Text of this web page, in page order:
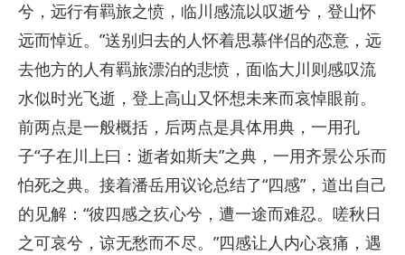
兮，远行有羁旅之愤，临川感流以叹逝兮，登山怀
远而悼近。”送别归去的人怀着思慕伴侣的恋意，远
去他方的人有羁旅漂泊的悲愤，面临大川则感叹流
水似时光飞逝，登上高山又怀想未来而哀悼眼前。
前两点是一般概括，后两点是具体用典，一用孔
子“子在川上曰：逝者如斯夫”之典，一用齐景公乐而
怕死之典。接着潘岳用议论总结了“四感”，道出自己
的见解：“彼四感之疚心兮，遭一途而难忍。嗟秋日
之可哀兮，谅无愁而不尽。”四感让人内心哀痛，遇